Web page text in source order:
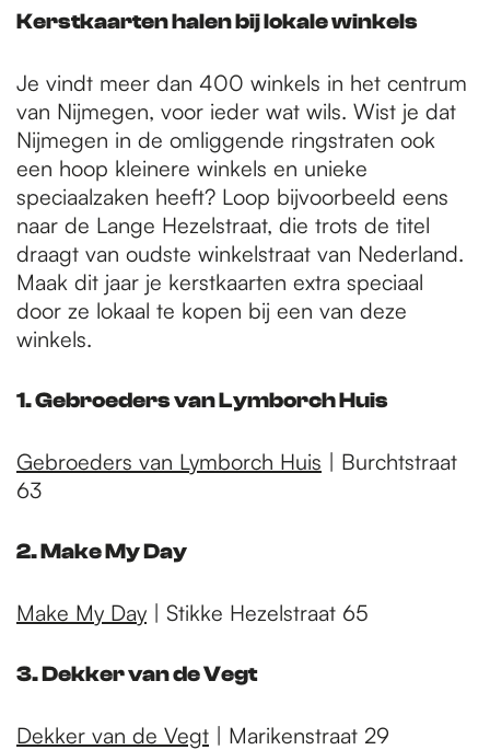
Kerstkaarten halen bij lokale winkels
Je vindt meer dan 400 winkels in het centrum
van Nijmegen, voor ieder wat wils. Wist je dat
Nijmegen in de omliggende ringstraten ook
een hoop kleinere winkels en unieke
speciaalzaken heeft? Loop bijvoorbeeld eens
naar de Lange Hezelstraat, die trots de titel
draagt van oudste winkelstraat van Nederland.
Maak dit jaar je kerstkaarten extra speciaal
door ze lokaal te kopen bij een van deze
winkels.
1. Gebroeders van Lymborch Huis
Gebroeders van Lymborch Huis | Burchtstraat
63
2. Make My Day
Make My Day | Stikke Hezelstraat 65
3. Dekker van de Vegt
Dekker van de Vegt | Marikenstraat 29